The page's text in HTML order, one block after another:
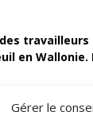
Gérer le
travailleurs
en